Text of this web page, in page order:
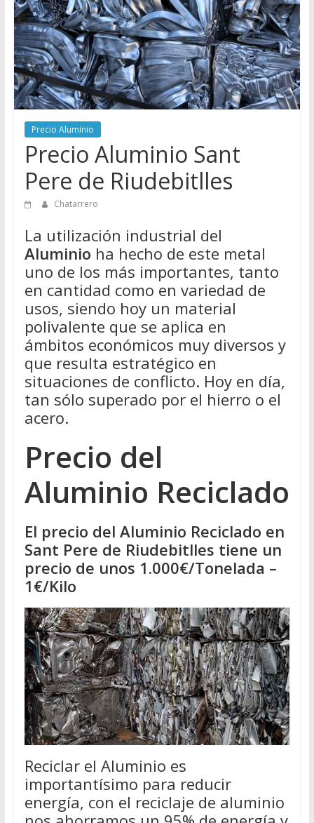
Chatarra
Directorio
de
Chatarreros
para
vender
Chatarra
Precio Aluminio
Precio Aluminio Sant
Pere de Riudebitlles
Chatarrero
La utilización industrial del
Aluminio ha hecho de este metal
uno de los más importantes, tanto
en cantidad como en variedad de
usos, siendo hoy un material
polivalente que se aplica en
ámbitos económicos muy diversos y
que resulta estratégico en
situaciones de conflicto. Hoy en día,
tan sólo superado por el hierro o el
acero.
Precio del
Aluminio Reciclado
El precio del Aluminio Reciclado en
Sant Pere de Riudebitlles tiene un
precio de unos 1.000€/Tonelada –
1€/Kilo
Reciclar el Aluminio es
importantísimo para reducir
energía, con el reciclaje de aluminio